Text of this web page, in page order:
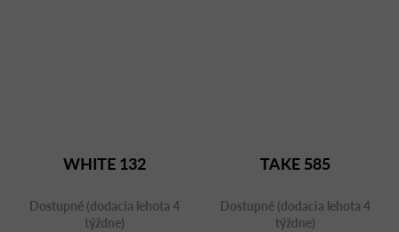
WHITE 132
Dostupné (dodacia lehota 4
týždne)
TAKE 585
Dostupné (dodacia lehota 4
týždne)